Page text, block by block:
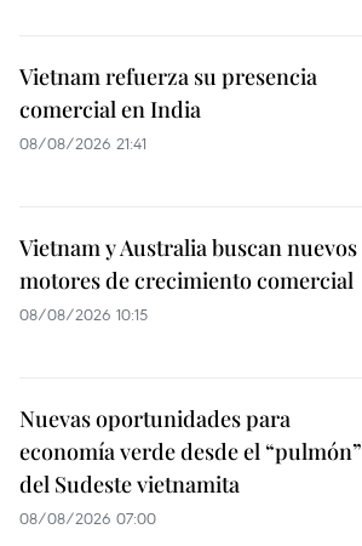
Vietnam refuerza su presencia
comercial en India
08/08/2026 21:41
Vietnam y Australia buscan nuevos
motores de crecimiento comercial
08/08/2026 10:15
Nuevas oportunidades para
economía verde desde el “pulmón”
del Sudeste vietnamita
08/08/2026 07:00